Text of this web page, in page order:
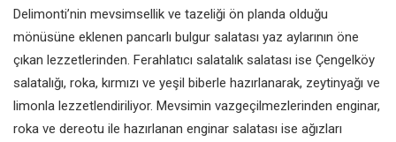
Delimonti’nin mevsimsellik ve tazeliği ön planda olduğu
mönüsüne eklenen pancarlı bulgur salatası yaz aylarının öne
çıkan lezzetlerinden. Ferahlatıcı salatalık salatası ise Çengelköy
salatalığı, roka, kırmızı ve yeşil biberle hazırlanarak, zeytinyağı ve
limonla lezzetlendiriliyor. Mevsimin vazgeçilmezlerinden enginar,
roka ve dereotu ile hazırlanan enginar salatası ise ağızları